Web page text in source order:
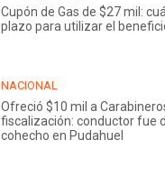
Cupón de Gas de $27 mil:
plazo para utilizar el
NACIONAL
Ofreció $10 mil a
fiscalización: conductor fue
cohecho en Pudahuel